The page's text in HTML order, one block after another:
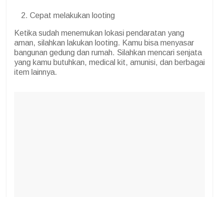
Cepat melakukan looting
Ketika sudah menemukan lokasi pendaratan yang
aman, silahkan lakukan looting. Kamu bisa menyasar
bangunan gedung dan rumah. Silahkan mencari senjata
yang kamu butuhkan, medical kit, amunisi, dan berbagai
item lainnya.